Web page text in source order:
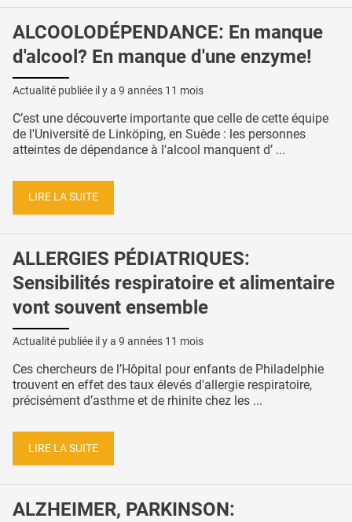
ALCOOLODÉPENDANCE: En manque
d'alcool? En manque d'une enzyme!
Actualité publiée il y a 9 années 11 mois
C’est une découverte importante que celle de cette équipe
de l'Université de Linköping, en Suède : les personnes
atteintes de dépendance à l'alcool manquent d’ ...
LIRE LA SUITE
ALLERGIES PÉDIATRIQUES:
Sensibilités respiratoire et alimentaire
vont souvent ensemble
Actualité publiée il y a 9 années 11 mois
Ces chercheurs de l’Hôpital pour enfants de Philadelphie
trouvent en effet des taux élevés d'allergie respiratoire,
précisément d’asthme et de rhinite chez les ...
LIRE LA SUITE
ALZHEIMER, PARKINSON: